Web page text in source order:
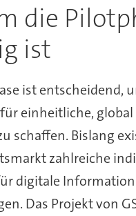
die
ist
ist entscheidend,
einheitliche,
schaffen. Bislang
zahlreiche
digitale
Das Projekt von